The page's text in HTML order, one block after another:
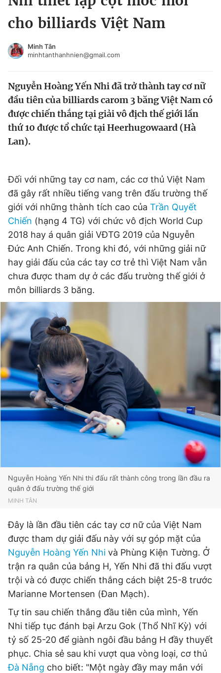
Tin 24h
Video Magazine
Sản phẩm khác
Thông tin tòa soạn Liên hệ quảng cáo
Đọc Thanh Niên trên điện thoại
Theo dõi báo trên
Hotline
0906 645 777
Liên hệ quảng cáo
0908 780 404
Đặt báo Quảng cáo RSS Tòa soạn Chính sách bảo
Tổng biên tập: Nguyễn Ngọc Toàn
Phó tổng biên tập thường trực: Hải Thành
Phó tổng biên tập: Lâm Hiếu Dũng
Phó tổng biên tập: Trần Việt Hưng
Tổng thư ký tòa soạn: Đức Trung
Giấy phép xuất bản số 110/GP - BTTTT cấp ngày 24.3.2020
© 2003-2026 Bản quyền thuộc về Báo Thanh Niên. Cấm sao
chép dưới mọi hình thức nếu không có sự chấp thuận bằng văn
bản. Phát triển bởi ePi Technologies, JSC.
Tin đã xem
Đăng xuất
cho billiards Việt Nam
Minh Tân
minhtanthanhnien@gmail.com
Nguyễn Hoàng Yến Nhi đã trở thành tay cơ nữ
đầu tiên của billiards carom 3 băng Việt Nam có
được chiến thắng tại giải vô địch thế giới lần
thứ 10 được tổ chức tại Heerhugowaard (Hà
Lan).
Đối với những tay cơ nam, các cơ thủ Việt Nam
đã gây rất nhiều tiếng vang trên đấu trường thế
giới với những thành tích cao của Trần Quyết
Chiến (hạng 4 TG) với chức vô địch World Cup
2018 hay á quân giải VĐTG 2019 của Nguyễn
Đức Anh Chiến. Trong khi đó, với những giải nữ
hay giải đấu của các tay cơ trẻ thì Việt Nam vẫn
chưa được tham dự ở các đấu trường thế giới ở
môn billiards 3 băng.
Nguyễn Hoàng Yến Nhi thi đấu rất thành công trong lần đầu ra
quân ở đấu trường thế giới
MINH TÂN
Đây là lần đầu tiên các tay cơ nữ của Việt Nam
được tham dự giải đấu này với sự góp mặt của
Nguyễn Hoàng Yến Nhi và Phùng Kiện Tường. Ở
trận ra quân của bảng H, Yến Nhi đã thi đấu vượt
trội và có được chiến thắng cách biệt 25-8 trước
Marianne Mortensen (Đan Mạch).
Tự tin sau chiến thắng đầu tiên của mình, Yến
Nhi tiếp tục đánh bại Arzu Gok (Thổ Nhĩ Kỳ) với
tỷ số 25-20 để giành ngôi đầu bảng H đầy thuyết
phục. Chia sẻ sau khi vượt qua vòng loại, cơ thủ
Đà Nẵng cho biết: "Một ngày đầy may mắn với